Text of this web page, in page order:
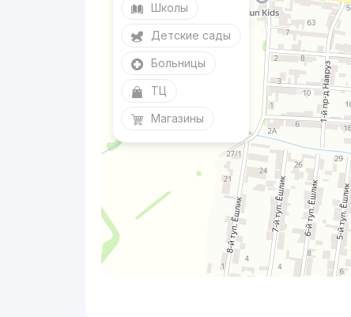
Школы
Детские сады
Больницы
ТЦ
Магазины